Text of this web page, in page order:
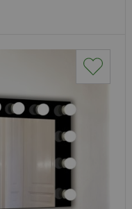
Помошь
(вопрос
- ответ)
Контакты